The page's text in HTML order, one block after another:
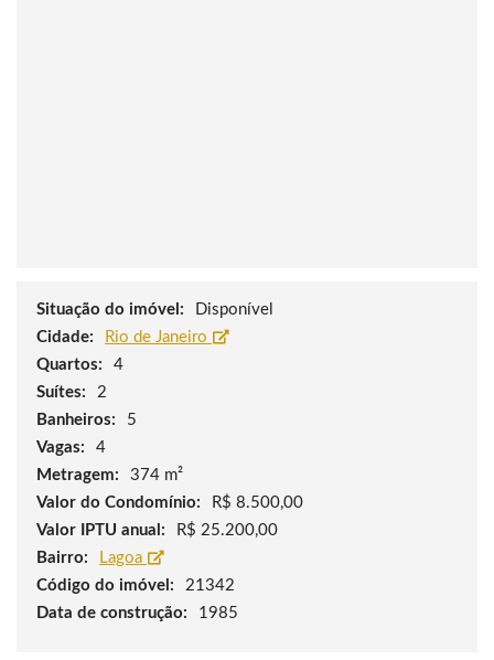
Situação do imóvel:
Disponível
Cidade:
Rio de Janeiro
Quartos:
4
Suítes:
2
Banheiros:
5
Vagas:
4
Metragem:
374 m²
Valor do Condomínio:
R$ 8.500,00
Valor IPTU anual:
R$ 25.200,00
Bairro:
Lagoa
Código do imóvel:
21342
Data de construção:
1985